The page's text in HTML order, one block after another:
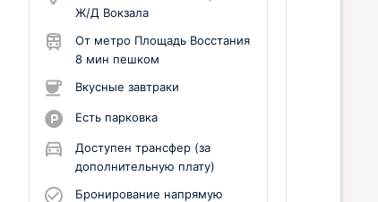
Ж/Д Вокзала
От метро Площадь Восстания
8 мин пешком
Вкусные завтраки
Есть парковка
Доступен трансфер (за
дополнительную плату)
Бронирование напрямую